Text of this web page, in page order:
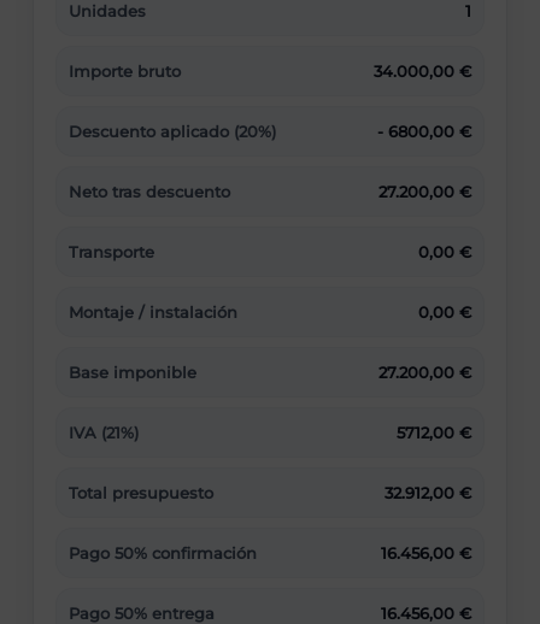
Unidades 1
Importe bruto 34.000,00 €
Descuento aplicado (20%) - 6800,00 €
Neto tras descuento 27.200,00 €
Transporte 0,00 €
Montaje / instalación 0,00 €
Base imponible 27.200,00 €
IVA (21%) 5712,00 €
Total presupuesto 32.912,00 €
Pago 50% confirmación 16.456,00 €
Pago 50% entrega 16.456,00 €